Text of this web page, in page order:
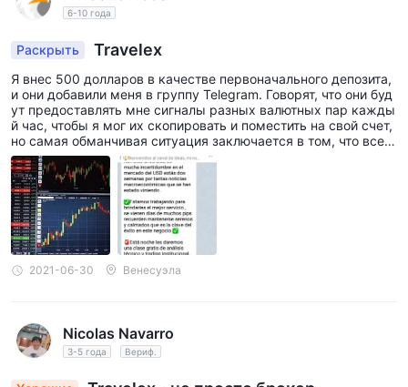
6-10 года
Раскрыть Travelex
Я внес 500 долларов в качестве первоначального депозита,
и они добавили меня в группу Telegram. Говорят, что они буд
ут предоставлять мне сигналы разных валютных пар кажды
й час, чтобы я мог их скопировать и поместить на свой счет,
но самая обманчивая ситуация заключается в том, что все
мои деньги исчезли в течение дня после нескольких операц
ий.
2021-06-30 Венесуэла
Nicolas Navarro
3-5 года Вериф.